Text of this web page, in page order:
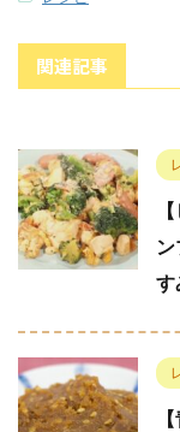
関連記事
す